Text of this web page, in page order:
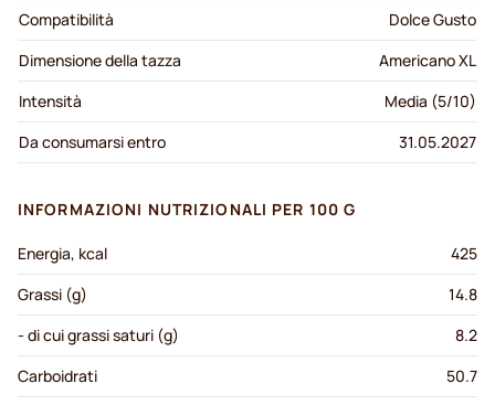
Compatibilità
Dolce Gusto
Dimensione della tazza
Americano XL
Intensità
Media (5/10)
Da consumarsi entro
31.05.2027
INFORMAZIONI NUTRIZIONALI PER 100 G
Energia, kcal
425
Grassi (g)
14.8
- di cui grassi saturi (g)
8.2
Carboidrati
50.7